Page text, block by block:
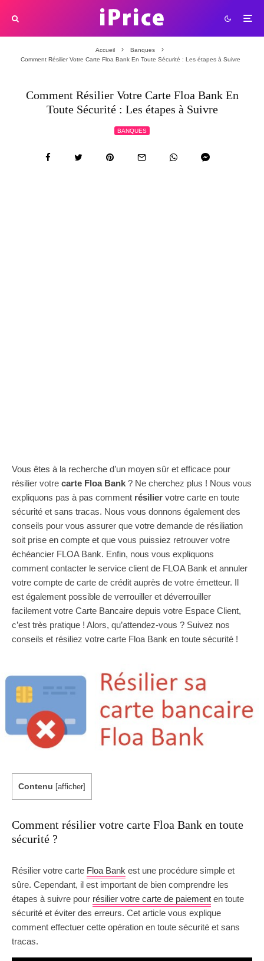
Accueil
Banques
Comment Résilier Votre Carte Floa Bank En Toute Sécurité : Les étapes à Suivre
Comment Résilier Votre Carte Floa Bank En
Toute Sécurité : Les étapes à Suivre
BANQUES
Vous êtes à la recherche d’un moyen sûr et efficace pour
résilier votre carte Floa Bank ? Ne cherchez plus ! Nous vous
expliquons pas à pas comment résilier votre carte en toute
sécurité et sans tracas. Nous vous donnons également des
conseils pour vous assurer que votre demande de résiliation
soit prise en compte et que vous puissiez retrouver votre
échéancier FLOA Bank. Enfin, nous vous expliquons
comment contacter le service client de FLOA Bank et annuler
votre compte de carte de crédit auprès de votre émetteur. Il
est également possible de verrouiller et déverrouiller
facilement votre Carte Bancaire depuis votre Espace Client,
c’est très pratique ! Alors, qu’attendez-vous ? Suivez nos
conseils et résiliez votre carte Floa Bank en toute sécurité !
Contenu [afficher]
Comment résilier votre carte Floa Bank en toute
sécurité ?
Résilier votre carte Floa Bank est une procédure simple et
sûre. Cependant, il est important de bien comprendre les
étapes à suivre pour résilier votre carte de paiement en toute
sécurité et éviter des erreurs. Cet article vous explique
comment effectuer cette opération en toute sécurité et sans
tracas.